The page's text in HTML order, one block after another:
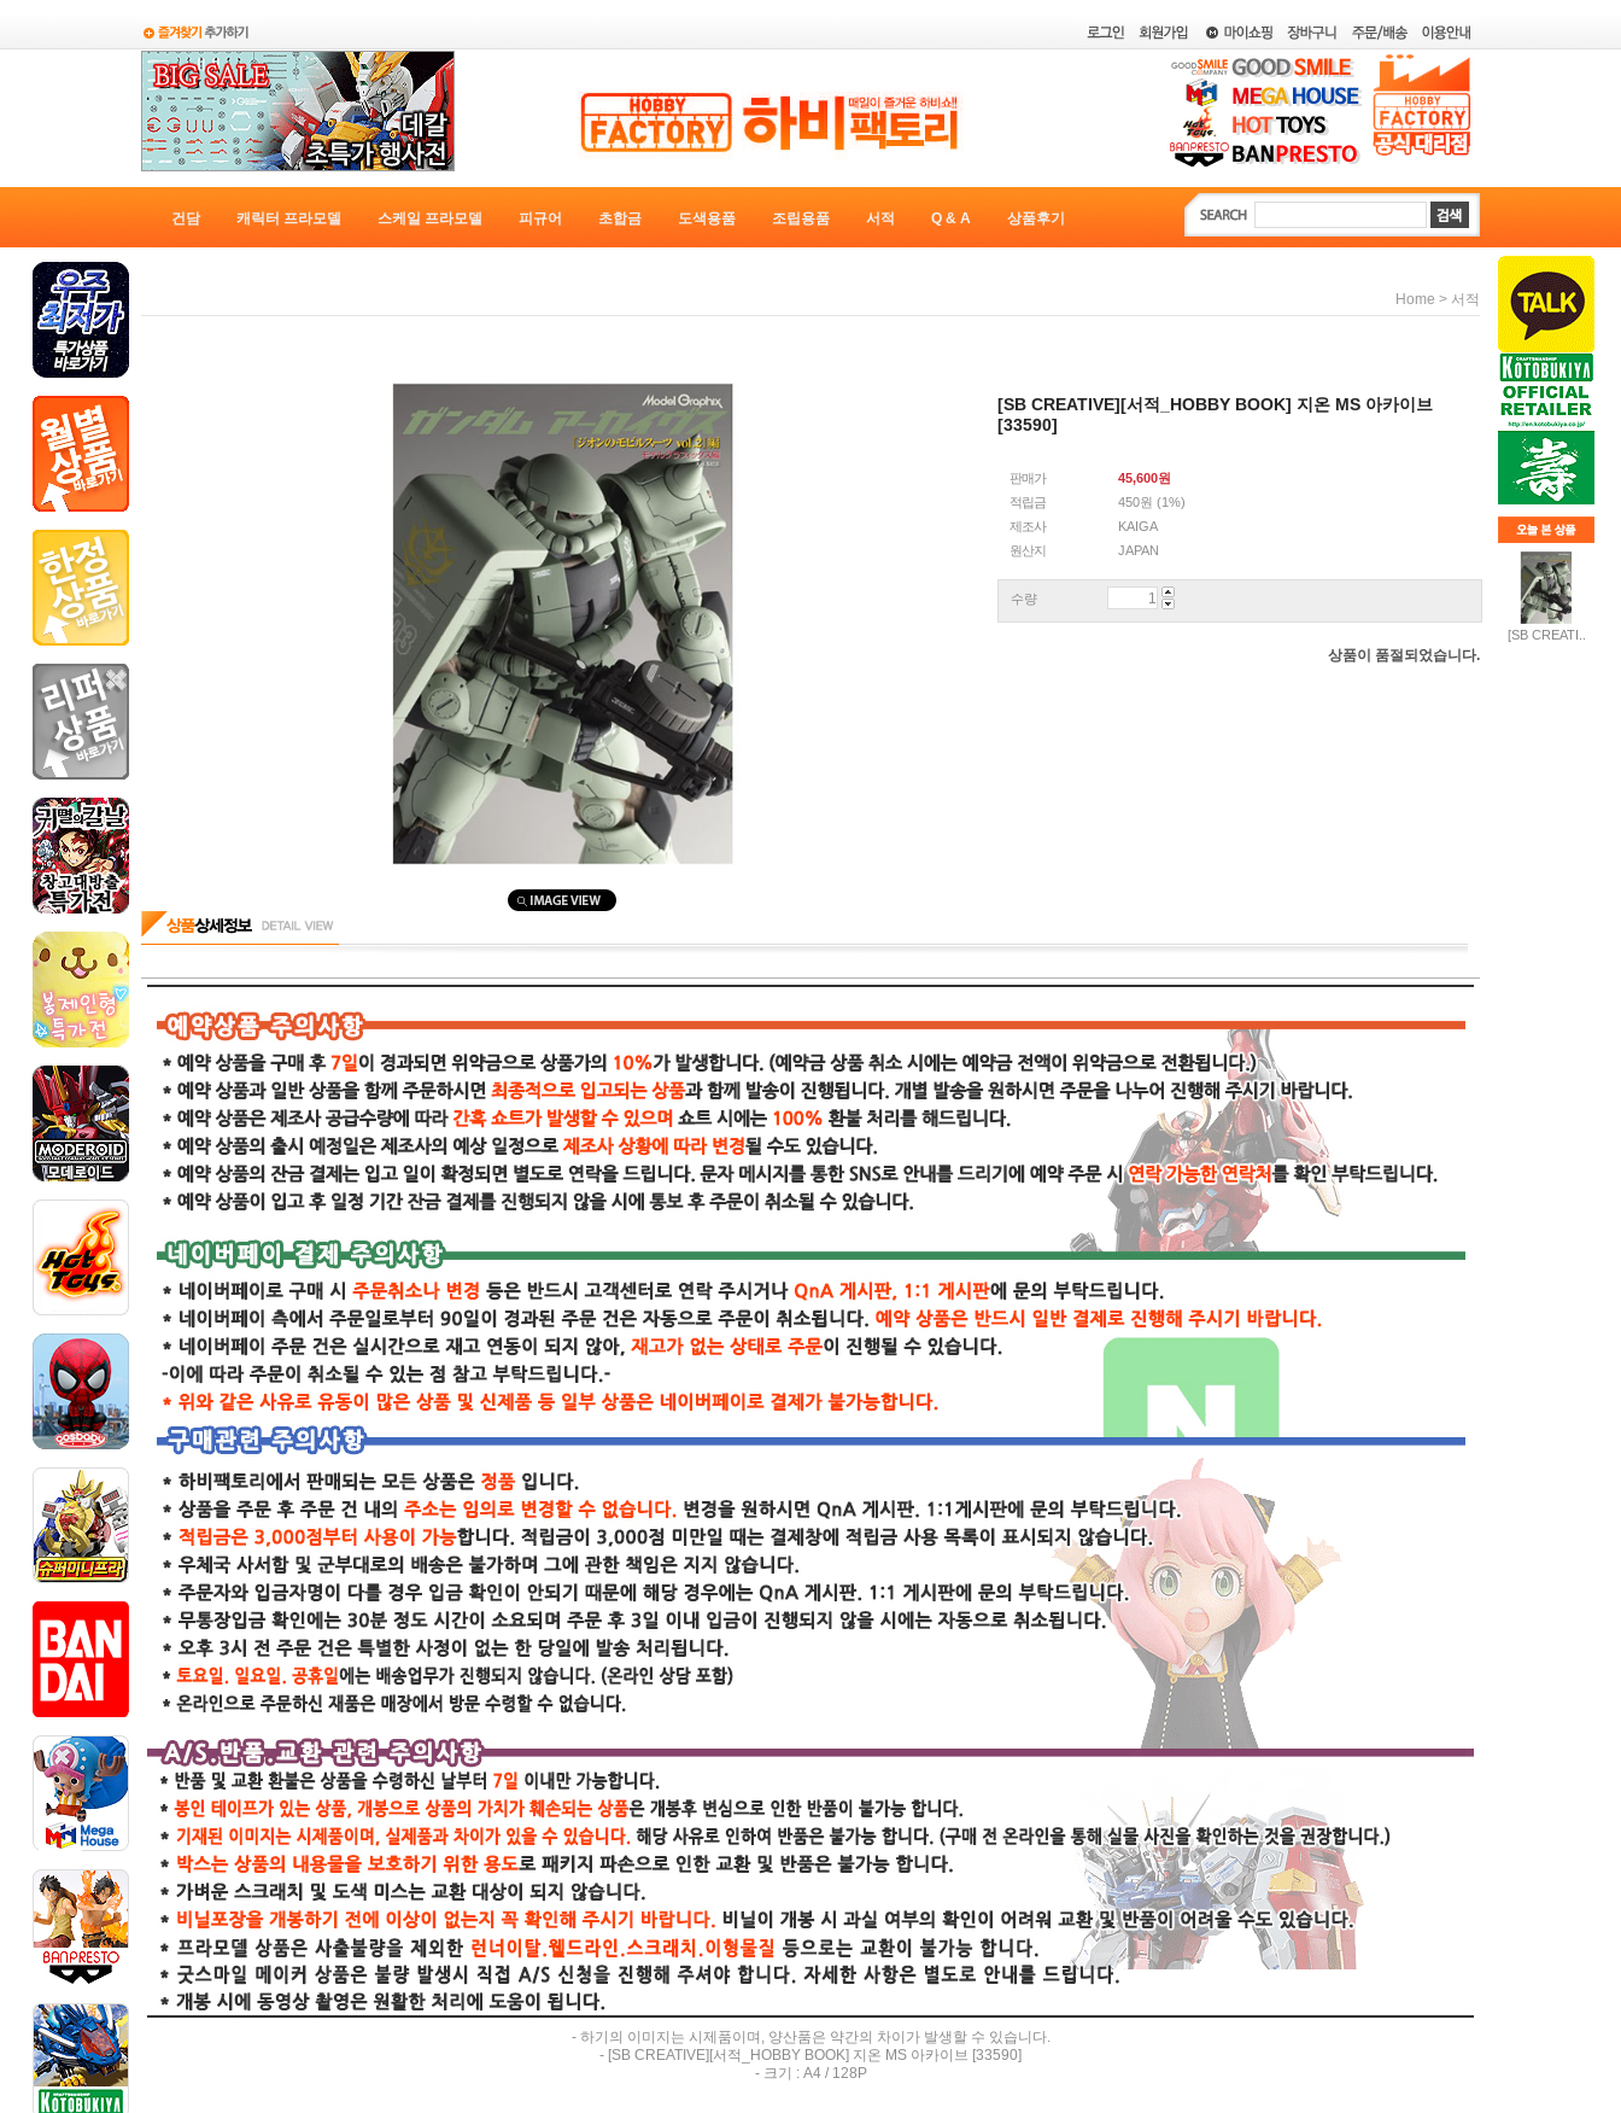
건담 캐릭터 프라모델 스케일 프라모델 피규어 초합금 도색용품 조립용품 서적 Q & A 상품후기
[SB CREATI..
Home > 서적
[SB CREATIVE][서적_HOBBY BOOK] 지온 MS 아카이브
[33590]
판매가 45,600원
적립금
450원 (1%)
제조사
KAIGA
원산지
JAPAN
수량
상품이 품절되었습니다.
- 하기의 이미지는 시제품이며, 양산품은 약간의 차이가 발생할 수 있습니다.
- [SB CREATIVE][서적_HOBBY BOOK] 지온 MS 아카이브 [33590]
- 크기 : A4 / 128P